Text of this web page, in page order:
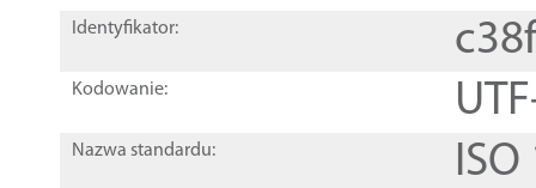
Identyfikator:
Kodowanie:
Nazwa standardu: